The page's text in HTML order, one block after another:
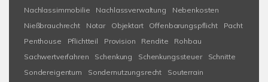
Nachlassimmobilie
Nachlassverwaltung
Nebenkosten
Nießbrauchrecht
Notar Objektart Offenbarungspflicht
Pacht
Penthouse
Pflichtteil Provision Rendite
Rohbau
Sachwertverfahren
Schenkung Schenkungssteuer
Schnitte
Sondereigentum
Sondernutzungsrecht
Souterrain